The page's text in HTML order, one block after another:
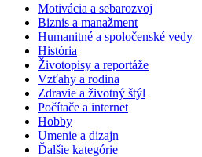
Motivácia a sebarozvoj
Biznis a manažment
Humanitné a spoločenské vedy
História
Životopisy a reportáže
Vzťahy a rodina
Zdravie a životný štýl
Počítače a internet
Hobby
Umenie a dizajn
Ďalšie kategórie